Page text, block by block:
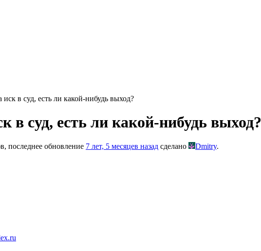
в суд, есть ли какой-нибудь выход?
суд, есть ли какой-нибудь выход?
последнее обновление 7 лет, 5 месяцев назад сделано Dmitry.